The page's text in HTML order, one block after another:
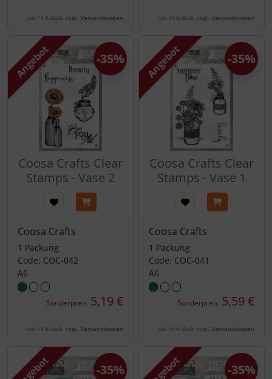
inkl. 19 % MwSt. zzgl. Versandkosten inkl. 19 % MwSt. zzgl. Versandkosten
Angebot
Coosa Crafts Clear
Stamps - Vase 2
Coosa Crafts
1 Packung
Code: COC-042
A6
Sonderpreis 5,19 €
-35%
inkl. 19 % MwSt. zzgl. Versandkosten
Angebot
Coosa Crafts Clear
Stamps - Vase 1
Coosa Crafts
1 Packung
Code: COC-041
A6
Sonderpreis 5,59 €
-35%
inkl. 19 % MwSt. zzgl. Versandkosten
-35% -35%